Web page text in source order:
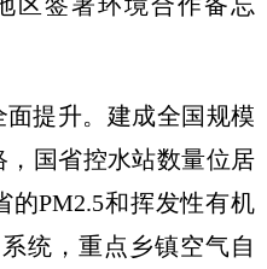
提升。建成全国规模
国省控水站数量位居
PM2.5和挥发性有机
统，重点乡镇空气自